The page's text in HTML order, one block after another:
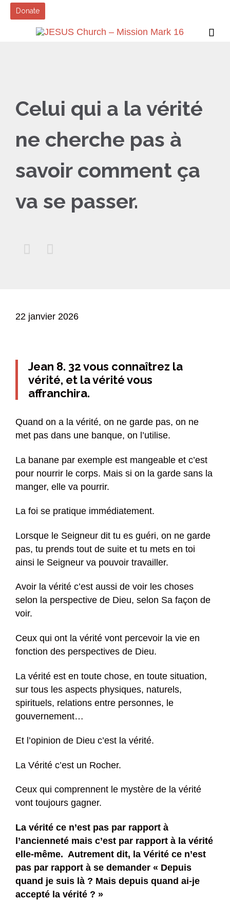
Donate

Celui qui a la vérité
ne cherche pas à
savoir comment ça
va se passer.
 
22 janvier 2026
Jean 8. 32 vous connaîtrez la
vérité, et la vérité vous
affranchira.
Quand on a la vérité, on ne garde pas, on ne
met pas dans une banque, on l’utilise.
La banane par exemple est mangeable et c’est
pour nourrir le corps. Mais si on la garde sans la
manger, elle va pourrir.
La foi se pratique immédiatement.
Lorsque le Seigneur dit tu es guéri, on ne garde
pas, tu prends tout de suite et tu mets en toi
ainsi le Seigneur va pouvoir travailler.
Avoir la vérité c’est aussi de voir les choses
selon la perspective de Dieu, selon Sa façon de
voir.
Ceux qui ont la vérité vont percevoir la vie en
fonction des perspectives de Dieu.
La vérité est en toute chose, en toute situation,
sur tous les aspects physiques, naturels,
spirituels, relations entre personnes, le
gouvernement…
Et l’opinion de Dieu c’est la vérité.
La Vérité c’est un Rocher.
Ceux qui comprennent le mystère de la vérité
vont toujours gagner.
La vérité ce n’est pas par rapport à
l’ancienneté mais c’est par rapport à la vérité
elle-même. Autrement dit, la Vérité ce n’est
pas par rapport à se demander « Depuis
quand je suis là ? Mais depuis quand ai-je
accepté la vérité ? »